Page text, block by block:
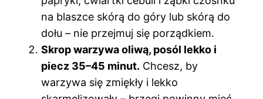
na blaszce skórą do góry lub skórą do
dołu – nie przejmuj się porządkiem.
Skrop warzywa oliwą, posól lekko i
piecz 35–45 minut. Chcesz, by
warzywa się zmiękły i lekko